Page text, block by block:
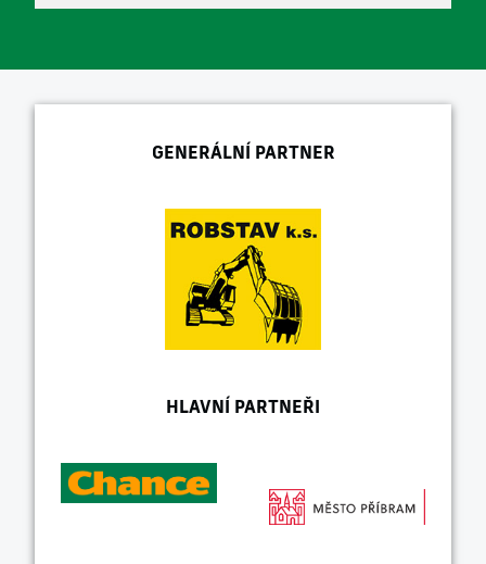
GENERÁLNÍ PARTNER
HLAVNÍ PARTNEŘI